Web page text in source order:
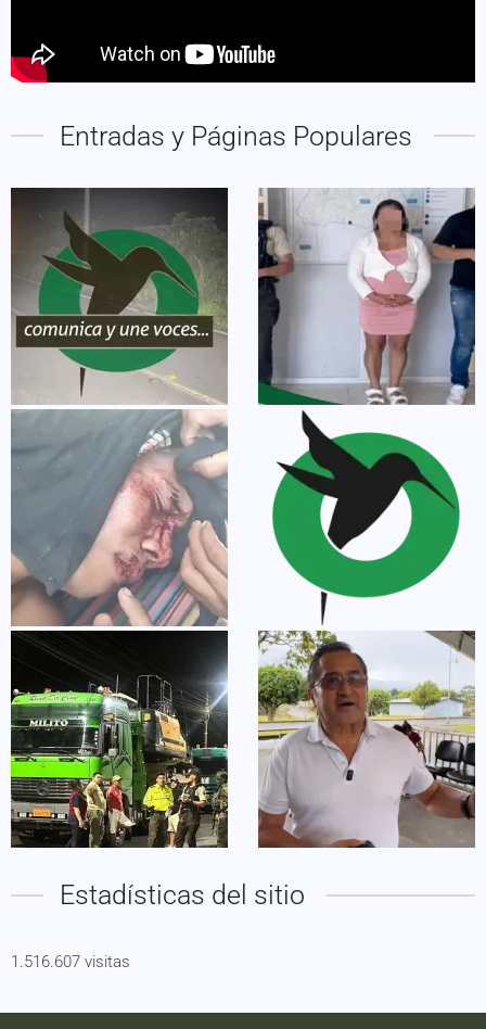
Entradas y Páginas Populares
Estadísticas del sitio
1.516.607 visitas